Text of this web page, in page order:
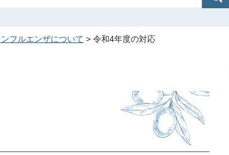
フルエンザについて > 令和4年度の対応